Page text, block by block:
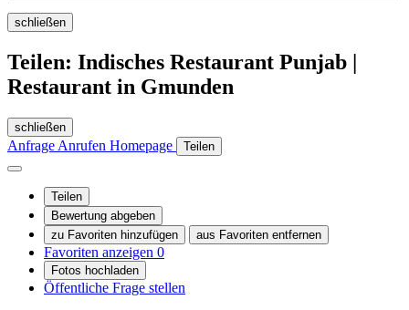
schließen
Teilen: Indisches Restaurant Punjab |
Restaurant in Gmunden
schließen
Anfrage Anrufen Homepage Teilen
Teilen
Bewertung abgeben
zu Favoriten hinzufügen
aus Favoriten entfernen
Favoriten anzeigen 0
Fotos hochladen
Öffentliche Frage stellen